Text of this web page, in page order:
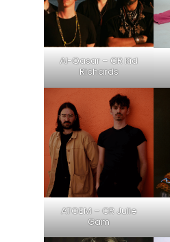
Al-Qasar – CR Kid
Richards
ATOEM – CR Julie
Gam